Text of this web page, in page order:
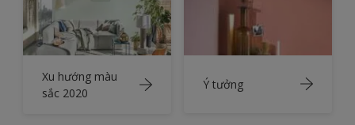
Xu hướng màu
sắc 2020
Ý tưởng